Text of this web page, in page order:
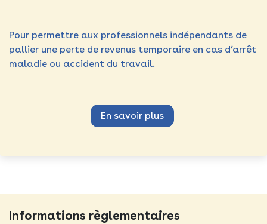
Pour permettre aux professionnels indépendants de
pallier une perte de revenus temporaire en cas d’arrêt
maladie ou accident du travail.
En savoir plus
Informations règlementaires